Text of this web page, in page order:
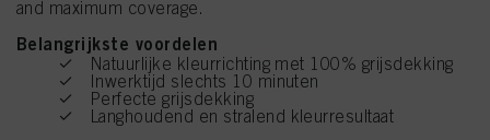
and maximum coverage.
Belangrijkste voordelen
Natuurlijke kleurrichting met 100% grijsdekking
Inwerktijd slechts 10 minuten
Perfecte grijsdekking
Langhoudend en stralend kleurresultaat